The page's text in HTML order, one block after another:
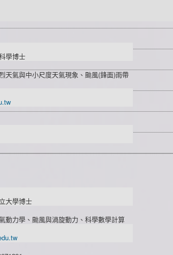
學博士
天氣與中小尺度天氣現象、颱風(鋒面)雨帶
大學博士
動力學、颱風與渦旋動力、科學數學計算